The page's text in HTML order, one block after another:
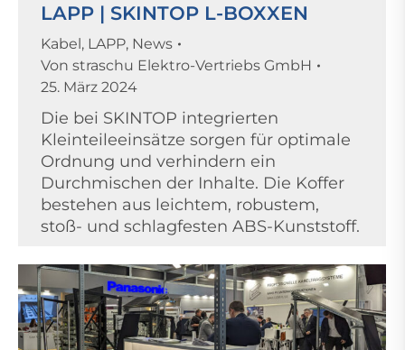
LAPP | SKINTOP L-BOXXEN
Kabel, LAPP, News
Von straschu Elektro-Vertriebs GmbH
25. März 2024
Die bei SKINTOP integrierten
Kleinteileeinsätze sorgen für optimale
Ordnung und verhindern ein
Durchmischen der Inhalte. Die Koffer
bestehen aus leichtem, robustem,
stoß- und schlagfesten ABS-Kunststoff.